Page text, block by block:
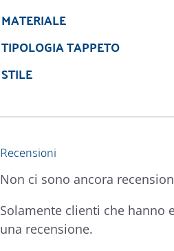
MATERIALE
TIPOLOGIA TAPPETO
STILE
Recensioni
Non ci sono ancora
Solamente clienti che hanno
una recensione.